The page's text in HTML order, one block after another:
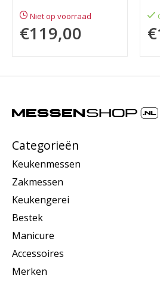
Niet op voorraad
€119,00
Categorieën
Keukenmessen
Zakmessen
Keukengerei
Bestek
Manicure
Accessoires
Merken